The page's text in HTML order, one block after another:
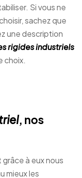
Si vous ne
sachez que
une description
rigides industriels
choix.
, nos
grâce à eux nous
mieux les